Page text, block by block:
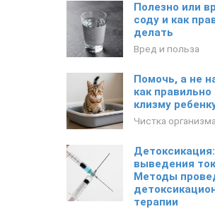
Полезно или
соду и как
делать
Вред и польза
Помочь, а не
как
клизму
Чистка организма
выведения
Методы
терапии